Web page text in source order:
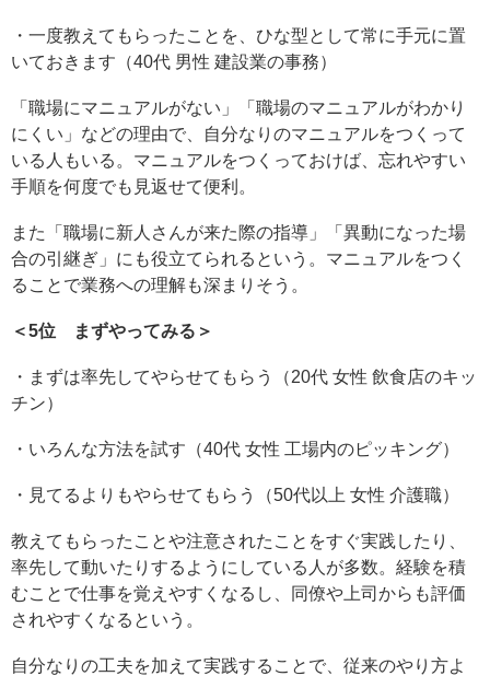
・一度教えてもらったことを、ひな型として常に手元に置
いておきます（40代 男性 建設業の事務）
「職場にマニュアルがない」「職場のマニュアルがわかり
にくい」などの理由で、自分なりのマニュアルをつくって
いる人もいる。マニュアルをつくっておけば、忘れやすい
手順を何度でも見返せて便利。
また「職場に新人さんが来た際の指導」「異動になった場
合の引継ぎ」にも役立てられるという。マニュアルをつく
ることで業務への理解も深まりそう。
＜5位 まずやってみる＞
・まずは率先してやらせてもらう（20代 女性 飲食店のキッ
チン）
・いろんな方法を試す（40代 女性 工場内のピッキング）
・見てるよりもやらせてもらう（50代以上 女性 介護職）
教えてもらったことや注意されたことをすぐ実践したり、
率先して動いたりするようにしている人が多数。経験を積
むことで仕事を覚えやすくなるし、同僚や上司からも評価
されやすくなるという。
自分なりの工夫を加えて実践することで、従来のやり方よ